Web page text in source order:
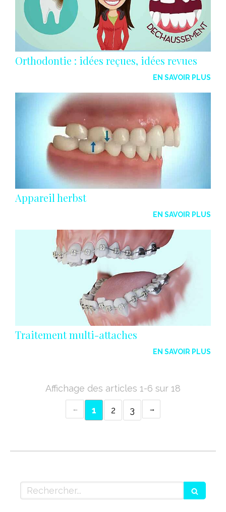
Orthodontie : idées reçues, idées revues
EN SAVOIR PLUS
Appareil herbst
EN SAVOIR PLUS
Traitement multi-attaches
EN SAVOIR PLUS
Affichage des articles 1-6 sur 18
1 2 3
Rechercher